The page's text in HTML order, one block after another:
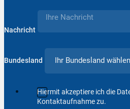
Nachricht
Bundesland
Hiermit akzeptiere ich die
Kontaktaufnahme zu.